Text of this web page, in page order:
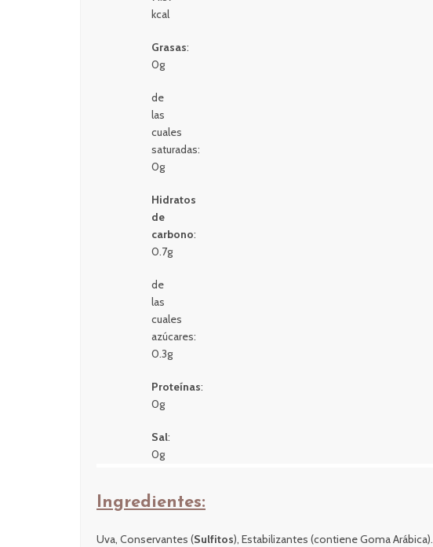
kcal
Grasas:
0g
de
las
cuales
saturadas:
0g
Hidratos
de
carbono:
0.7g
de
las
cuales
azúcares:
0.3g
Proteínas:
0g
Sal:
0g
Ingredientes:
Uva, Conservantes (Sulfitos), Estabilizantes (contiene Goma Arábica).